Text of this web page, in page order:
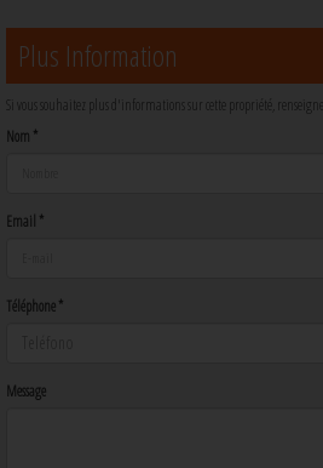
Plus Information
Si vous souhaitez plus d'informations sur cette propriété,
Nom *
Email *
Téléphone *
Message